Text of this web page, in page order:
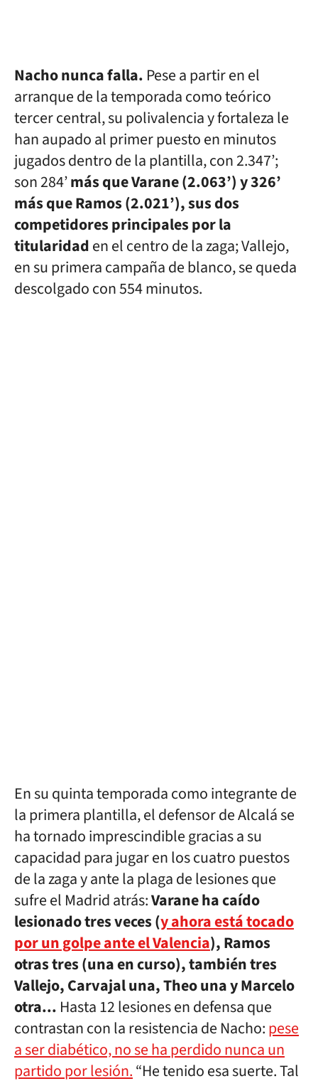
Nacho nunca falla. Pese a partir en el
arranque de la temporada como teórico
tercer central, su polivalencia y fortaleza le
han aupado al primer puesto en minutos
jugados dentro de la plantilla, con 2.347’;
son 284’más que Varane (2.063’) y 326’
más que Ramos (2.021’), sus dos
competidores principales por la
titularidaden el centro de la zaga; Vallejo,
en su primera campaña de blanco, se queda
descolgado con 554 minutos.
En su quinta temporada como integrante de
la primera plantilla, el defensor de Alcalá se
ha tornado imprescindible gracias a su
capacidad para jugar en los cuatro puestos
de la zaga y ante la plaga de lesiones que
sufre el Madrid atrás:Varane ha caído
lesionado tres veces (y ahora está tocado
por un golpe ante el Valencia), Ramos
otras tres (una en curso), también tres
Vallejo, Carvajal una, Theo una y Marcelo
otra... Hasta 12 lesiones en defensa que
contrastan con la resistencia de Nacho:pese
a ser diabético, no se ha perdido nunca un
partido por lesión.“He tenido esa suerte. Tal